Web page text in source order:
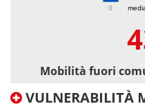
0
Mobilità fuori
VULNERABILITÀ